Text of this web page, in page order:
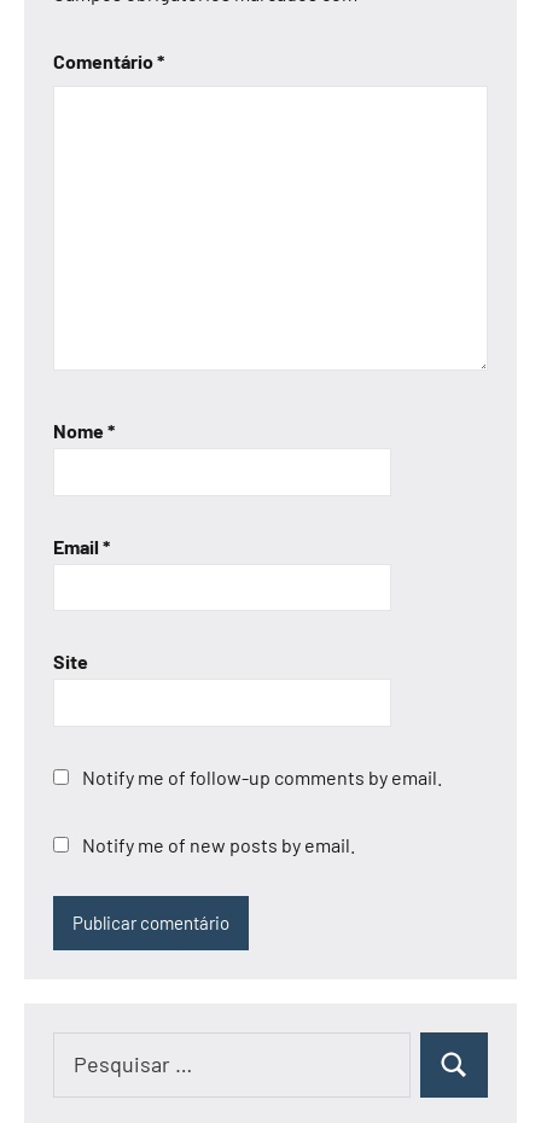
Comentário*
Nome*
Email *
Site
Notify me of follow-up comments by email.
Notify me of new posts by email.
Pesquisar